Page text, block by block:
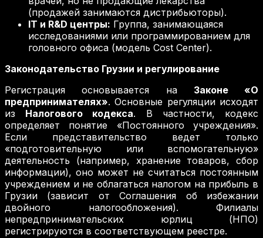
(продажей занимаются дистрибьюторы).
IT и R&D центры: Группа, занимающаяся
исследованиями или программированием для
головного офиса (модель Cost Center).
Законодательство Грузии и регулирование
Регистрация основывается на Законе «О
предпринимателях». Основные регуляции исходят
из Налогового кодекса. В частности, кодекс
определяет понятие «Постоянного учреждения».
Если представительство ведет только
«подготовительную или вспомогательную»
деятельность (например, хранение товаров, сбор
информации), оно может не считаться постоянным
учреждением и не облагаться налогом на прибыль в
Грузии (зависит от Соглашения об избежании
двойного налогообложения). Филиалы
непредпринимательских юрлиц (НПО)
регистрируются в соответствующем реестре.